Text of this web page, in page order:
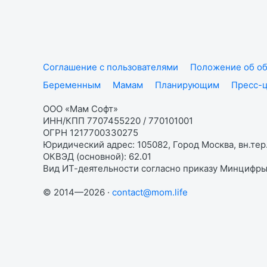
Соглашение с пользователями
Положение об
Беременным
Мамам Планирующим Пресс-
ООО «Мам Софт»
ИНН/КПП 7707455220 / 770101001
ОГРН 1217700330275
Юридический адрес: 105082, Город Москва,
ОКВЭД (основной): 62.01
Вид ИТ-деятельности согласно приказу
© 2014—2026 · contact@mom.life